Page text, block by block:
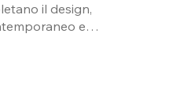
il design,
e